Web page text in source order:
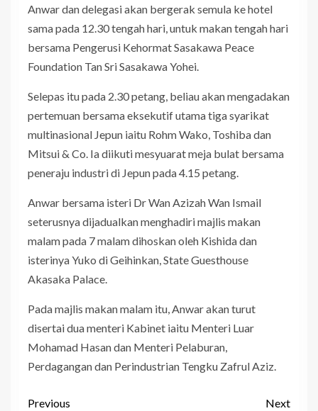
Anwar dan delegasi akan bergerak semula ke hotel
sama pada 12.30 tengah hari, untuk makan tengah hari
bersama Pengerusi Kehormat Sasakawa Peace
Foundation Tan Sri Sasakawa Yohei.
Selepas itu pada 2.30 petang, beliau akan mengadakan
pertemuan bersama eksekutif utama tiga syarikat
multinasional Jepun iaitu Rohm Wako, Toshiba dan
Mitsui & Co. Ia diikuti mesyuarat meja bulat bersama
peneraju industri di Jepun pada 4.15 petang.
Anwar bersama isteri Dr Wan Azizah Wan Ismail
seterusnya dijadualkan menghadiri majlis makan
malam pada 7 malam dihoskan oleh Kishida dan
isterinya Yuko di Geihinkan, State Guesthouse
Akasaka Palace.
Pada majlis makan malam itu, Anwar akan turut
disertai dua menteri Kabinet iaitu Menteri Luar
Mohamad Hasan dan Menteri Pelaburan,
Perdagangan dan Perindustrian Tengku Zafrul Aziz.
Previous
Next